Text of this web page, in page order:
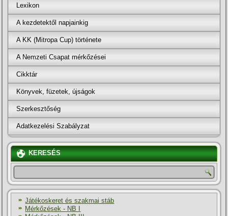
Lexikon
A kezdetektől napjainkig
A KK (Mitropa Cup) története
A Nemzeti Csapat mérkőzései
Cikktár
Könyvek, füzetek, újságok
Szerkesztőség
Adatkezelési Szabályzat
KERESÉS
Játékoskeret és szakmai stáb
Mérkőzések - NB I